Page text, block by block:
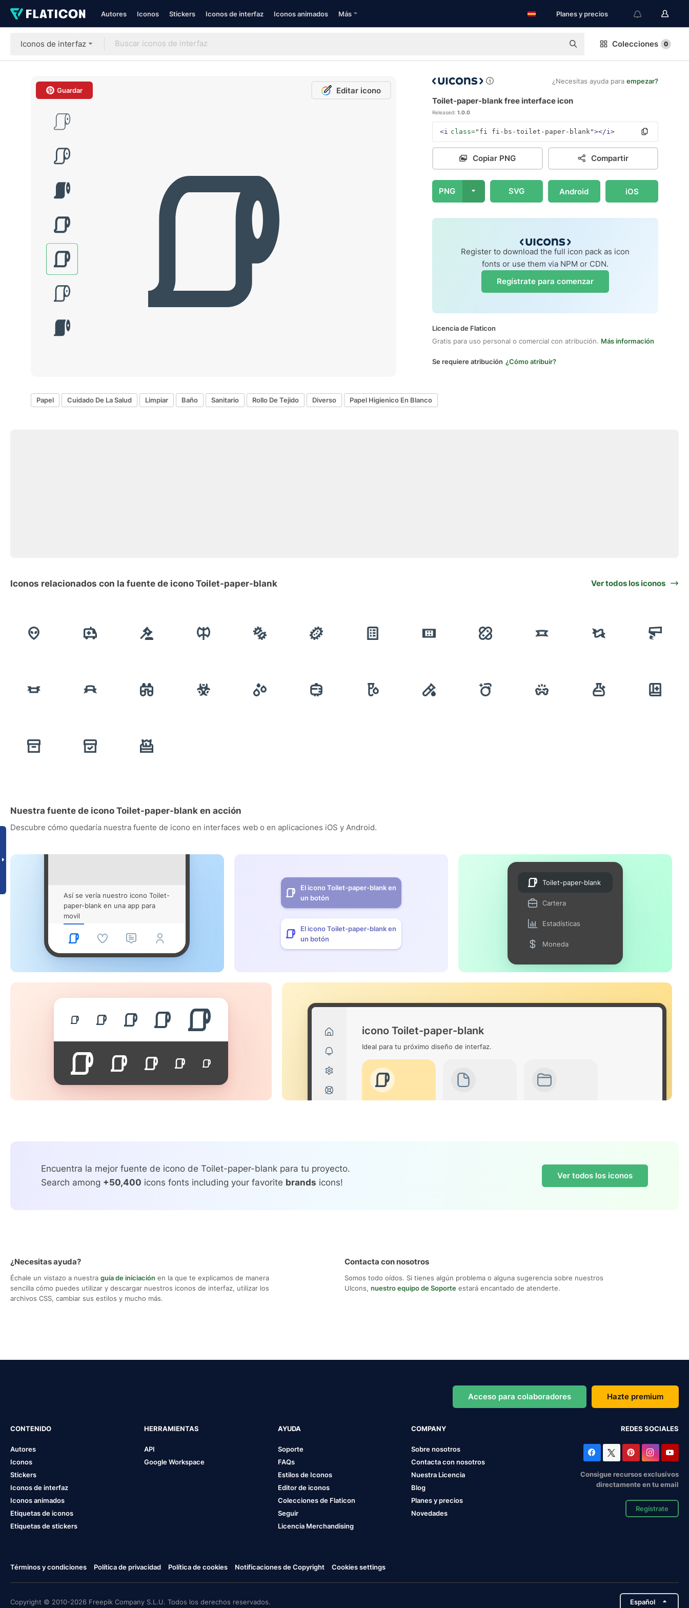
Autores Iconos Stickers Iconos de interfaz Iconos animados Más Planes y precios
Iconos de interfaz Colecciones 0
Guardar Editar icono
¿Necesitas ayuda para empezar?
Toilet-paper-blank free interface icon
Released: 1.0.0
<i class="fi fi-bs-toilet-paper-blank"></i>
Copiar PNG Compartir
PNG SVG Android iOS
Register to download the full icon pack as icon
fonts or use them via NPM or CDN.
Regístrate para comenzar
Licencia de Flaticon
Gratis para uso personal o comercial con atribución. Más información
Se requiere atribución ¿Cómo atribuir?
Papel Cuidado De La Salud Limpiar Baño Sanitario Rollo De Tejido Diverso Papel Higienico En Blanco
Iconos relacionados con la fuente de icono Toilet-paper-blank Ver todos los iconos
Nuestra fuente de icono Toilet-paper-blank en acción
Descubre cómo quedaría nuestra fuente de icono en interfaces web o en aplicaciones iOS y Android.
Así se vería nuestro icono Toilet-
paper-blank en una app para
movil
El icono Toilet-paper-blank en
un botón
El icono Toilet-paper-blank en
un botón
Toilet-paper-blank
Cartera
Estadísticas
Moneda
icono Toilet-paper-blank
Ideal para tu próximo diseño de interfaz.
Encuentra la mejor fuente de icono de Toilet-paper-blank para tu proyecto.
Search among +50,400 icons fonts including your favorite brands icons!
Ver todos los iconos
¿Necesitas ayuda?
Échale un vistazo a nuestra guía de iniciación en la que te explicamos de manera
sencilla cómo puedes utilizar y descargar nuestros iconos de interfaz, utilizar los
archivos CSS, cambiar sus estilos y mucho más.
Contacta con nosotros
Somos todo oídos. Si tienes algún problema o alguna sugerencia sobre nuestros
UIcons, nuestro equipo de Soporte estará encantado de atenderte.
Acceso para colaboradores Hazte premium
CONTENIDO
Autores
Iconos
Stickers
Iconos de interfaz
Iconos animados
Etiquetas de iconos
Etiquetas de stickers
HERRAMIENTAS
API
Google Workspace
AYUDA
Soporte
FAQs
Estilos de Iconos
Editor de iconos
Colecciones de Flaticon
Seguir
Licencia Merchandising
COMPANY
Sobre nosotros
Contacta con nosotros
Nuestra Licencia
Blog
Planes y precios
Novedades
REDES SOCIALES
Consigue recursos exclusivos
directamente en tu email
Regístrate
Términos y condiciones Política de privacidad Política de cookies Notificaciones de Copyright Cookies settings
Copyright © 2010-2026 Freepik Company S.L.U. Todos los derechos reservados. Español